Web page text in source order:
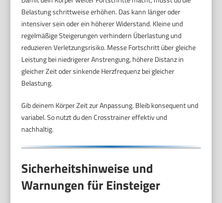
Belastung schrittweise erhöhen. Das kann länger oder
intensiver sein oder ein höherer Widerstand. Kleine und
regelmäßige Steigerungen verhindern Überlastung und
reduzieren Verletzungsrisiko. Messe Fortschritt über gleiche
Leistung bei niedrigerer Anstrengung, höhere Distanz in
gleicher Zeit oder sinkende Herzfrequenz bei gleicher
Belastung.
Gib deinem Körper Zeit zur Anpassung. Bleib konsequent und
variabel. So nutzt du den Crosstrainer effektiv und
nachhaltig.
Sicherheitshinweise und
Warnungen für Einsteiger